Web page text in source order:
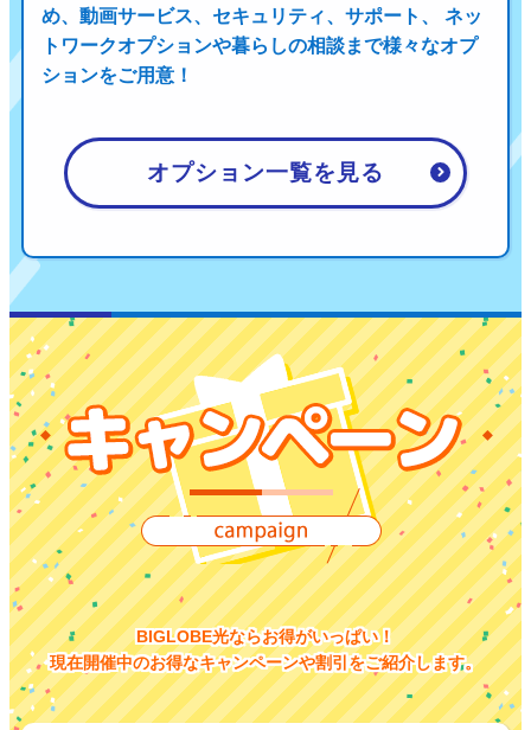
め、 動画サービス、セキュリティ、サポート、 ネッ
トワークオプションや暮らしの相談まで様々なオプ
ションをご用意！
オプション一覧を見る
BIGLOBE光ならお得がいっぱい！
現在開催中のお得なキャンペーンや割引をご紹介します。